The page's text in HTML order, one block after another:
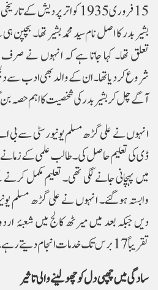
15 فروری 1935 کو اتر پردیش
بشیر بدر کا اصل نام سید محمد بشیر تھا۔
تعلق تھا۔ کہا جاتا ہے کہ انہوں نے
شروع کردیا تھا۔ ان کے والد بھی ادب سے
آگے چل کر بشیر بدر کی شخصیت کا اہم حصہ
انہوں نے علی گڑھ مسلم یونیورسٹی سے بی
ڈی کی تعلیم حاصل کی۔ طالب علمی کے
میں پہچانی جانے لگی تھی۔ تعلیم مکمل
وابستہ ہوگئے۔ انہوں نے علی گڑھ مسلم
دیں جبکہ بعد میں میرٹھ کالج میں شعبۂ
تقریباً 17 برس تک خدمات انجام دیتے رہے۔
سادگی میں چھپی دل کو چھو لینے والی تاثیر